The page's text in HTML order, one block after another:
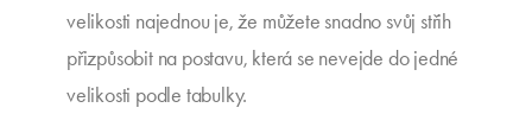
velikosti najednou je, že můžete snadno svůj střih
přizpůsobit na postavu, která se nevejde do jedné
velikosti podle tabulky.